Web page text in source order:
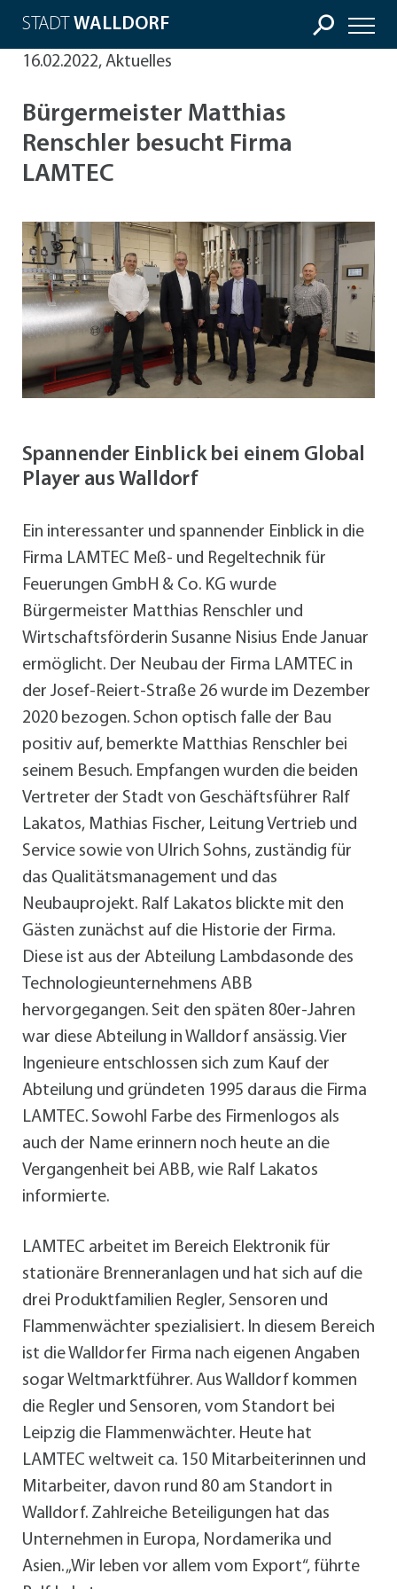
STADT WALLDORF
16.02.2022, Aktuelles
Bürgermeister Matthias
Renschler besucht Firma
LAMTEC
Spannender Einblick bei einem Global
Player aus Walldorf
Ein interessanter und spannender Einblick in die
Firma LAMTEC Meß- und Regeltechnik für
Feuerungen GmbH & Co. KG wurde
Bürgermeister Matthias Renschler und
Wirtschaftsförderin Susanne Nisius Ende Januar
ermöglicht. Der Neubau der Firma LAMTEC in
der Josef-Reiert-Straße 26 wurde im Dezember
2020 bezogen. Schon optisch falle der Bau
positiv auf, bemerkte Matthias Renschler bei
seinem Besuch. Empfangen wurden die beiden
Vertreter der Stadt von Geschäftsführer Ralf
Lakatos, Mathias Fischer, Leitung Vertrieb und
Service sowie von Ulrich Sohns, zuständig für
das Qualitätsmanagement und das
Neubauprojekt. Ralf Lakatos blickte mit den
Gästen zunächst auf die Historie der Firma.
Diese ist aus der Abteilung Lambdasonde des
Technologieunternehmens ABB
hervorgegangen. Seit den späten 80er-Jahren
war diese Abteilung in Walldorf ansässig. Vier
Ingenieure entschlossen sich zum Kauf der
Abteilung und gründeten 1995 daraus die Firma
LAMTEC. Sowohl Farbe des Firmenlogos als
auch der Name erinnern noch heute an die
Vergangenheit bei ABB, wie Ralf Lakatos
informierte.
LAMTEC arbeitet im Bereich Elektronik für
stationäre Brenneranlagen und hat sich auf die
drei Produktfamilien Regler, Sensoren und
Flammenwächter spezialisiert. In diesem Bereich
ist die Walldorfer Firma nach eigenen Angaben
sogar Weltmarktführer. Aus Walldorf kommen
die Regler und Sensoren, vom Standort bei
Leipzig die Flammenwächter. Heute hat
LAMTEC weltweit ca. 150 Mitarbeiterinnen und
Mitarbeiter, davon rund 80 am Standort in
Walldorf. Zahlreiche Beteiligungen hat das
Unternehmen in Europa, Nordamerika und
Asien. „Wir leben vor allem vom Export“, führte